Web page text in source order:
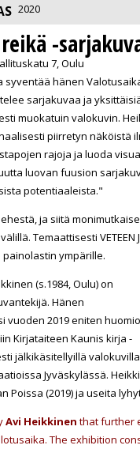
2020
-
7, Oulu
syventää hänen
sarjakuvaa ja
muokatuin valokuvin.
piirretyn näköistä
rajoja ja luoda
luovan fuusion
potentiaaleista."
ja siitä
Temaattisesti VETEEN
ympärille.
(s.1984, Oulu) on
Hänen
vuoden 2019 eniten
Kirjataiteen Kaunis kirja -
jälkikäsitellyillä valokuvilla
Jyväskylässä.
Poissa (2019) ja useita
Avi Heikkinen that further
The exhibition